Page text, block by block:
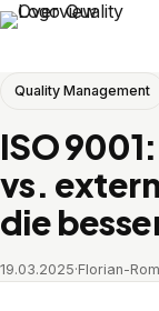
Quality Management
ISO
vs.
die
19.03.2025·Florian-